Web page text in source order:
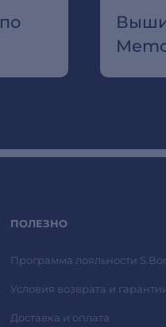
ПОЛЕЗНО
Программа лояльности
Условия возврата и
Доставка и оплата